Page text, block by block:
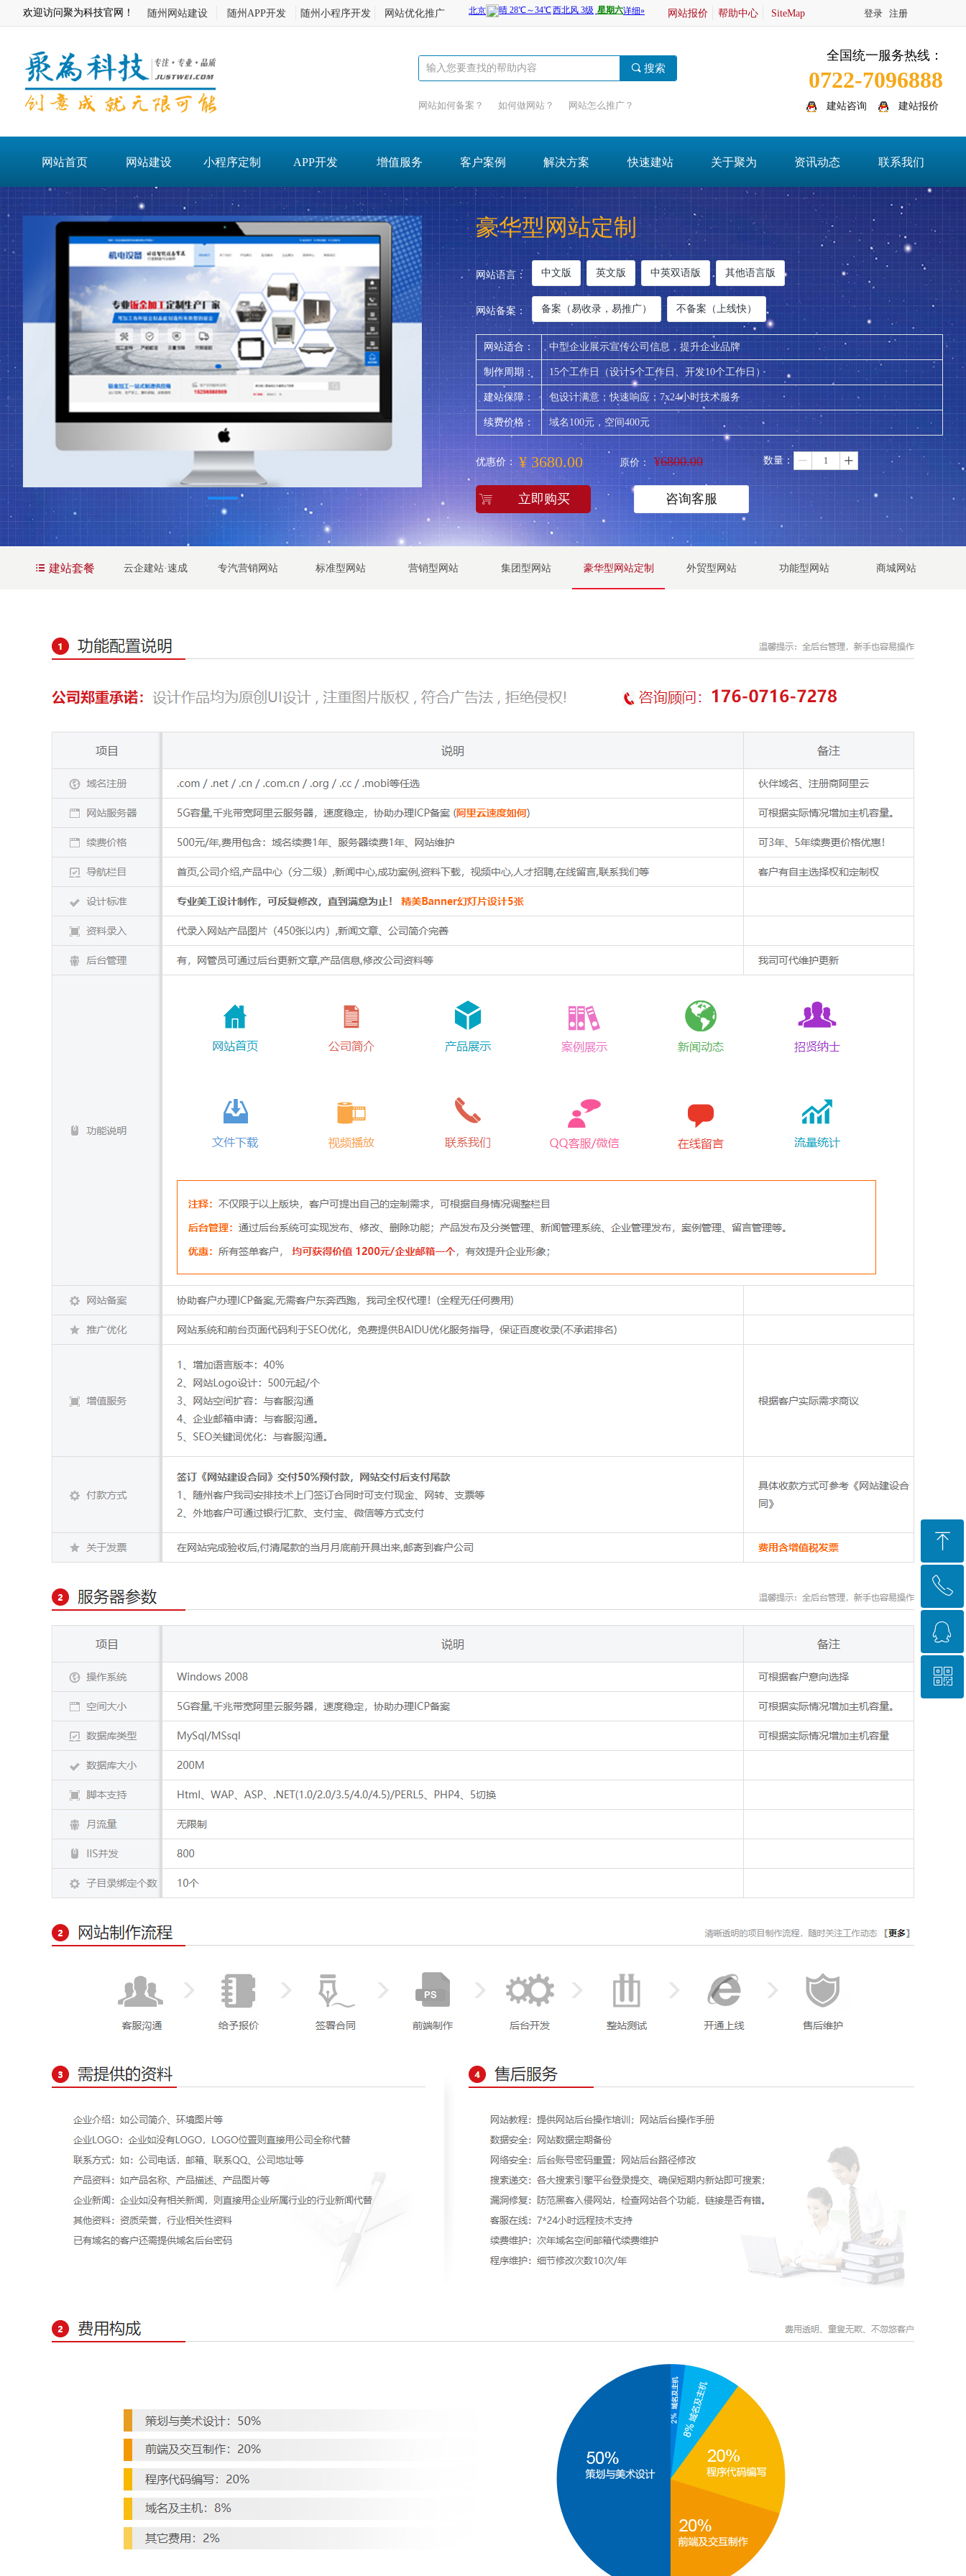
欢迎访问聚为科技官网！ 随州网站建设 随州APP开发 随州小程序开发 网站优化推广 网站报价 帮助中心 SiteMap 登录 注册
끠 搜索
网站如何备案？ 如何做网站？ 网站怎么推广？
全国统一服务热线：
0722-7096888
建站咨询 建站报价
网站首页 网站建设 小程序定制 APP开发 增值服务 客户案例 解决方案 快速建站 关于聚为 资讯动态 联系我们
网站适合： 中型企业展示宣传公司信息，提升企业品牌
制作周期： 15个工作日（设计5个工作日、开发10个工作日）
建站保障： 包设计满意；快速响应；7x24小时技术服务
续费价格： 域名100元，空间400元
网站语言： 中文版 英文版 中英双语版 其他语言版
网站备案： 备案（易收录，易推广） 不备案（上线快）
豪华型网站定制
优惠价： ¥ 3680.00 原价： ¥6800.00 数量： ꄷ ꄸ
咨询客服
ꁈ 立即购买
云企建站·速成 专汽营销网站 标准型网站 营销型网站 集团型网站 豪华型网站定制 外贸型网站 功能型网站 商城网站
뀑 建站套餐
ꁸ
回到顶部
ꂅ
ꁗ
QQ咨询
ꀥ